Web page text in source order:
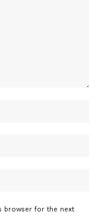
browser for the next